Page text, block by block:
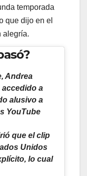
temporada
que dijo en el
alegría.
Andrea
a
alusivo a
YouTube
que el clip
Unidos
lo cual